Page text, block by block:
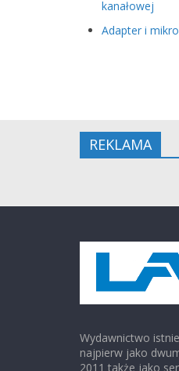
kanałowej
Adapter i
REKLAMA
Wydawnictwo
najpierw jako
2011 także jako